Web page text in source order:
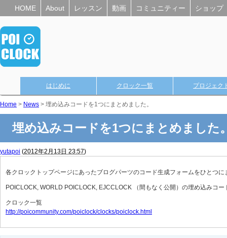
HOME About レッスン 動画 コミュニティー ショップ
はじめに クロック一覧 プロジェク
Home > News > 埋め込みコードを1つにまとめました。
埋め込みコードを1つにまとめました
yutapoi (2012年2月13日 23:57)
各クロックトップページにあったブログパーツのコード生成フォームをひとつに
POICLOCK, WORLD POICLOCK, EJCCLOCK （間もなく公開）の埋め込みコ
クロック一覧
http://poicommunity.com/poiclock/clocks/poiclock.html